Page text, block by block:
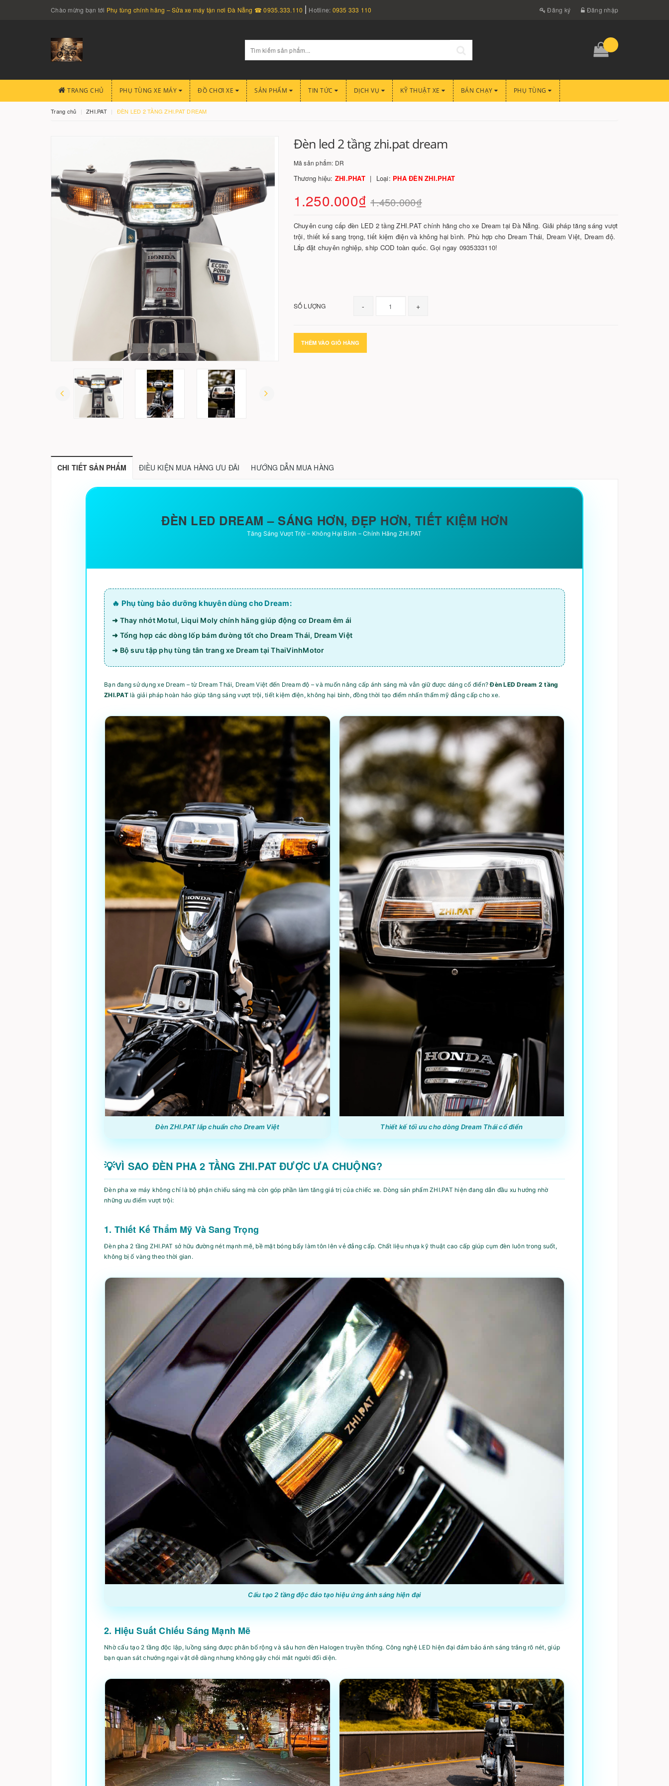
Chào mừng bạn tới Phụ tùng chính hãng – Sửa xe máy tận nơi Đà Nẵng ☎ 0935.333.110 Hotline: 0935 333 110 Đăng ký Đăng nhập
TRANG CHỦ PHỤ TÙNG XE MÁY ĐỒ CHƠI XE SẢN PHẨM TIN TỨC DỊCH VỤ KỸ THUẬT XE BÁN CHẠY PHỤ TÙNG
Trang chủ ZHI.PAT ĐÈN LED 2 TẦNG ZHI.PAT DREAM
Đèn led 2 tầng zhi.pat dream
Mã sản phẩm: DR
Thương hiệu: ZHI.PHAT Loại: PHA ĐÈN ZHI.PHAT
1.250.000₫ 1.450.000₫
Chuyên cung cấp đèn LED 2 tầng ZHI.PAT chính hãng cho xe Dream tại Đà Nẵng. Giải pháp tăng sáng vượt
trội, thiết kế sang trọng, tiết kiệm điện và không hại bình. Phù hợp cho Dream Thái, Dream Việt, Dream độ.
Lắp đặt chuyên nghiệp, ship COD toàn quốc. Gọi ngay 0935333110!
SỐ LƯỢNG - +
THÊM VÀO GIỎ HÀNG
CHI TIẾT SẢN PHẨM ĐIỀU KIỆN MUA HÀNG ƯU ĐÃI HƯỚNG DẪN MUA HÀNG
ĐÈN LED DREAM – SÁNG HƠN, ĐẸP HƠN, TIẾT KIỆM HƠN
Tăng Sáng Vượt Trội – Không Hại Bình – Chính Hãng ZHI.PAT
🔥 Phụ tùng bảo dưỡng khuyên dùng cho Dream:
➜ Thay nhớt Motul, Liqui Moly chính hãng giúp động cơ Dream êm ái
➜ Tổng hợp các dòng lốp bám đường tốt cho Dream Thái, Dream Việt
➜ Bộ sưu tập phụ tùng tân trang xe Dream tại ThaiVinhMotor
Bạn đang sử dụng xe Dream – từ Dream Thái, Dream Việt đến Dream độ – và muốn nâng cấp ánh sáng mà vẫn giữ được dáng cổ điển?Đèn LED Dream 2 tầng
ZHI.PATlà giải pháp hoàn hảo giúp tăng sáng vượt trội, tiết kiệm điện, không hại bình, đồng thời tạo điểm nhấn thẩm mỹ đẳng cấp cho xe.
Đèn ZHI.PAT lắp chuẩn cho Dream Việt Thiết kế tối ưu cho dòng Dream Thái cổ điển
VÌ SAO ĐÈN PHA 2 TẦNG ZHI.PAT ĐƯỢC ƯA CHUỘNG?
Đèn pha xe máy không chỉ là bộ phận chiếu sáng mà còn góp phần làm tăng giá trị của chiếc xe. Dòng sản phẩm ZHI.PAT hiện đang dẫn đầu xu hướng nhờ
những ưu điểm vượt trội:
1. Thiết Kế Thẩm Mỹ Và Sang Trọng
Đèn pha 2 tầng ZHI.PAT sở hữu đường nét mạnh mẽ, bề mặt bóng bẩy làm tôn lên vẻ đẳng cấp. Chất liệu nhựa kỹ thuật cao cấp giúp cụm đèn luôn trong suốt,
không bị ố vàng theo thời gian.
Cấu tạo 2 tầng độc đáo tạo hiệu ứng ánh sáng hiện đại
2. Hiệu Suất Chiếu Sáng Mạnh Mẽ
Nhờ cấu tạo 2 tầng độc lập, luồng sáng được phân bố rộng và sâu hơn đèn Halogen truyền thống. Công nghệ LED hiện đại đảm bảo ánh sáng trắng rõ nét, giúp
bạn quan sát chướng ngại vật dễ dàng nhưng không gây chói mắt người đối diện.